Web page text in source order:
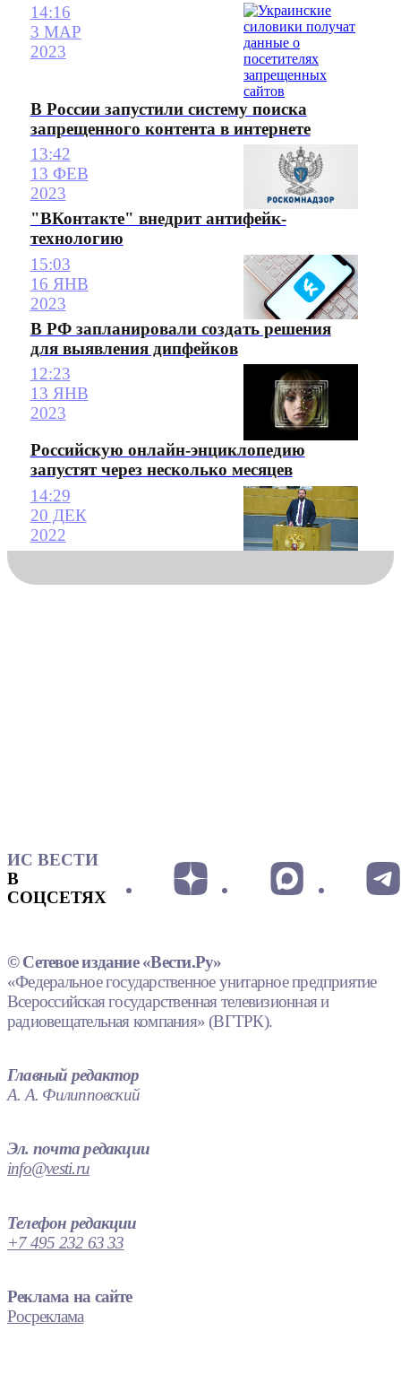
14:16
3 МАР
2023
В России запустили систему поиска
запрещенного контента в интернете
13:42
13 ФЕВ
2023
"ВКонтакте" внедрит антифейк-
технологию
15:03
16 ЯНВ
2023
В РФ запланировали создать решения
для выявления дипфейков
12:23
13 ЯНВ
2023
Российскую онлайн-энциклопедию
запустят через несколько месяцев
14:29
20 ДЕК
2022
ИС ВЕСТИ
В
СОЦСЕТЯХ
© Сетевое издание «Вести.Ру»
«Федеральное государственное унитарное предприятие
Всероссийская государственная телевизионная и
радиовещательная компания» (ВГТРК).
Главный редактор
А. А. Филипповский
Эл. почта редакции
info@vesti.ru
Телефон редакции
+7 495 232 63 33
Реклама на сайте
Росреклама